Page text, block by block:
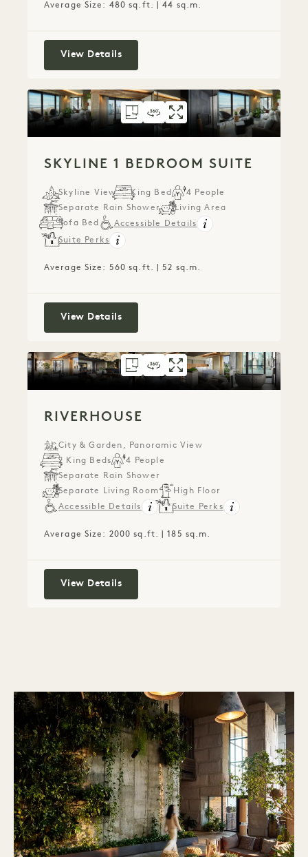
Average Size: 480 sq.ft. | 44 sq.m.
View DetailsBridge Studio Suite
FLOORPLAN 246SKYLINE 1
360 TOUR 246SKYLINE 1
GALLERY 246SKYLINE 1
SKYLINE 1 BEDROOM SUITE
Skyline View King Bed
4 People
Separate Rain Shower
Living Area
Sofa Bed
Accessible Details
Suite Perks
Average Size: 560 sq.ft. | 52 sq.m.
View DetailsSkyline 1 Bedroom Suite
FLOORPLAN 247RIVERHOUSE
360 TOUR 247RIVERHOUSE
GALLERY 247
RIVERHOUSE
City & Garden, Panoramic View
2 King Beds
4 People
Separate Rain Shower
Separate Living Room
High Floor
Accessible Details
Suite Perks
Average Size: 2000 sq.ft. | 185 sq.m.
View DetailsRiverhouse